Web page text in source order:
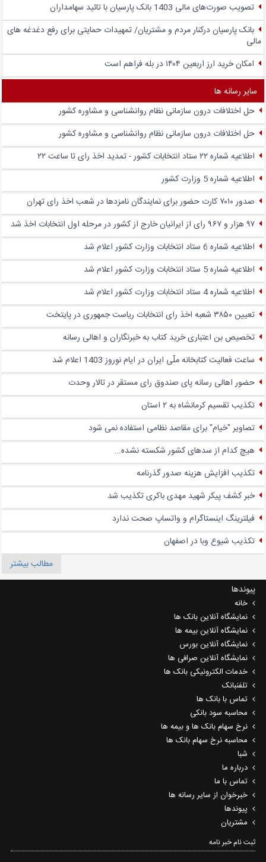
تصویب صورت‌های مالی 1403 بانک پارسیان با تائید سهامداران
بانک پارسیان درکنار مردم و مشتریان/ تمهیدات حمایتی برای رفع دغدغه های
مالی
امکان خرید ارز اربعین ۱۴۰۴ در بله فراهم است
سایر رسانه ها
حل اختلافات درون سازمانی نظام روانشناسی و مشاوره کشور
حل اختلافات درون سازمانی نظام روانشناسی و مشاوره کشور
اطلاعیه شماره ۲۲ ستاد انتخابات کشور - تمدید اخذ رای تا ساعت ۲۲
اطلاعیه شماره 5 وزارت کشور
صدور ۷۰۱۰ کارت حضور برای نمایندگان نامزدها در شعب اخذ رای تهران
۹۷ هزار و ۹۶۷ رای از ایرانیان خارج از کشور در مرحله اول انتخابات اخذ شد
اطلاعیه شماره 6 ستاد انتخابات وزارت کشور اعلام شد
اطلاعیه شماره 5 ستاد انتخابات وزارت کشور اعلام شد
اطلاعیه شماره 4 ستاد انتخابات وزارت کشور اعلام شد
تعیین ۳۸۵۰ شعبه اخذ رای انتخابات ریاست جمهوری در پایتخت
تخصیص بن اعتباری خرید کتاب به خبرنگاران و اهالی رسانه
ساعت فعالیت کتابخانه ملّی ایران در ایام نوروز 1403 اعلام شد
حضور اهالی رسانه پای صندوق‌ رای مستقر در تالار وحدت
تکذیب تقسیم کرمانشاه به ۲ استان
تصاویر "خیام" برای مقاصد نظامی استفاده نمی شود
هیچ کدام از سدهای کشور شکسته نشده...
تکذیب افزایش هزینه صدور گذرنامه
خبر کشف پیکر شهید مهدی باکری تکذیب شد
فیلترینگ اینستاگرام و واتساپ صحت ندارد
تکذیب شیوع وبا در اصفهان
مطالب بیشتر
پیوندها
خانه
نمایشگاه آنلاین بانک ها
نمایشگاه آنلاین بیمه ها
نمایشگاه آنلاین بورس
نمایشگاه آنلاین صرافی ها
خدمات الکترونیکی بانک ها
تلفنبانک
تماس با بانک ها
محاسبه سود بانکی
نرخ سهام بانک ها و بیمه ها
محاسبه نرخ سهام بانک ها
شبا
درباره ما
تماس با ما
خبرخوان از سایر رسانه ها
پیوندها
مشتریان
ثبت نام خبر نامه‌